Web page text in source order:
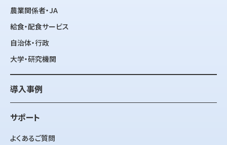
農業関係者・JA
給食・配食サービス
自治体・行政
大学・研究機関
導入事例
サポート
よくあるご質問